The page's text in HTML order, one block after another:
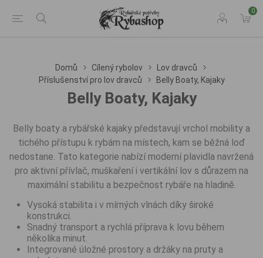
0
Domů Cílený rybolov
Lov dravců
Příslušenství pro lov dravců
Belly Boaty, Kajaky
Belly Boaty, Kajaky
Belly boaty a rybářské kajaky představují vrchol mobility a
tichého přístupu k rybám na místech, kam se běžná loď
nedostane. Tato kategorie nabízí moderní plavidla navržená
pro aktivní přívlač, muškaření i vertikální lov s důrazem na
maximální stabilitu a bezpečnost rybáře na hladině.
Vysoká stabilita i v mírných vlnách díky široké
konstrukci.
Snadný transport a rychlá příprava k lovu během
několika minut.
Integrované úložné prostory a držáky na pruty a